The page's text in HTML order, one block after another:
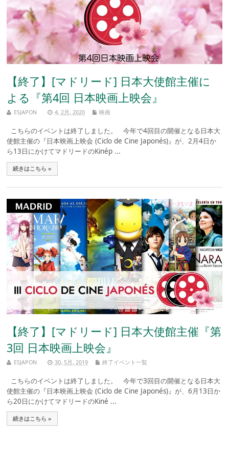
【終了】[マドリード] 日本大使館主催に
よる『第4回 日本映画上映会』
ESJAPON 4, 2月, 2020 映画
こちらのイベントは終了しました。 今年で4回目の開催となる日本大
使館主催の『日本映画上映会 (Ciclo de Cine Japonés)』が、2月4日か
ら13日にかけてマドリードのKinép ...
続きはこちら »
【終了】[マドリード] 日本大使館主催『第
3回 日本映画上映会』
ESJAPON 30, 5月, 2019 終了イベント一覧
こちらのイベントは終了しました。 今年で3回目の開催となる日本大
使館主催の『日本映画上映会 (Ciclo de Cine Japonés)』が、6月13日か
ら20日にかけてマドリードのKiné ...
続きはこちら »